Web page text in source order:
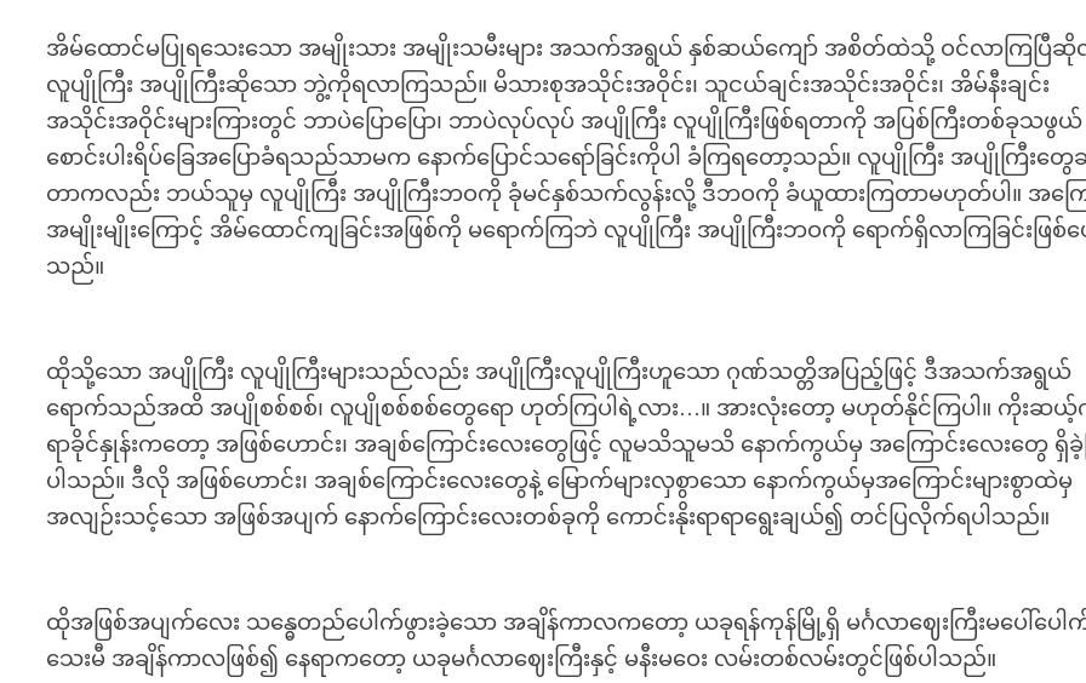
အိမ်ထောင်မပြုရသေးသော အမျိုးသား အမျိုးသမီးများ အသက်အရွယ် နှစ်ဆယ်ကျော် အစိတ်ထဲသို့ ဝင်လာကြပြီဆို
လူပျိုကြီး အပျိုကြီးဆိုသော ဘွဲ့ကိုရလာကြသည်။ မိသားစုအသိုင်းအဝိုင်း၊ သူငယ်ချင်းအသိုင်းအဝိုင်း၊ အိမ်နီးချင်း
အသိုင်းအဝိုင်းများကြားတွင် ဘာပဲပြောပြော၊ ဘာပဲလုပ်လုပ် အပျိုကြီး လူပျိုကြီးဖြစ်ရတာကို အပြစ်ကြီးတစ်ခုသဖွယ်
စောင်းပါးရိပ်ခြေအပြောခံရသည်သာမက နောက်ပြောင်သရော်ခြင်းကိုပါ ခံကြရတော့သည်။ လူပျိုကြီး အပျိုကြီးတွ
တာကလည်း ဘယ်သူမှ လူပျိုကြီး အပျိုကြီးဘဝကို ခုံမင်နှစ်သက်လွန်းလို့ ဒီဘဝကို ခံယူထားကြတာမဟုတ်ပါ။ အကြေ
အမျိုးမျိုးကြောင့် အိမ်ထောင်ကျခြင်းအဖြစ်ကို မရောက်ကြဘဲ လူပျိုကြီး အပျိုကြီးဘဝကို ရောက်ရှိလာကြခြင်းဖြစ်ပ
သည်။
ထိုသို့သော အပျိုကြီး လူပျိုကြီးများသည်လည်း အပျိုကြီးလူပျိုကြီးဟူသော ဂုဏ်သတ္တိအပြည့်ဖြင့် ဒီအသက်အရွယ်
ရောက်သည်အထိ အပျိုစစ်စစ်၊ လူပျိုစစ်စစ်တွေရော ဟုတ်ကြပါရဲ့လား…။ အားလုံးတော့ မဟုတ်နိုင်ကြပါ။ ကိုးဆယ့်
ရာခိုင်နှုန်းကတော့ အဖြစ်ဟောင်း၊ အချစ်ကြောင်းလေးတွေဖြင့် လူမသိသူမသိ နောက်ကွယ်မှ အကြောင်းလေးတွေ ရှိ
ပါသည်။ ဒီလို အဖြစ်ဟောင်း၊ အချစ်ကြောင်းလေးတွေနဲ့ မြောက်များလှစွာသော နောက်ကွယ်မှအကြောင်းများစွာထဲမှ
အလျဉ်းသင့်သော အဖြစ်အပျက် နောက်ကြောင်းလေးတစ်ခုကို ကောင်းနိုးရာရာရွေးချယ်၍ တင်ပြလိုက်ရပါသည်။
ထိုအဖြစ်အပျက်လေး သန္ဓေတည်ပေါက်ဖွားခဲ့သော အချိန်ကာလကတော့ ယခုရန်ကုန်မြို့ရှိ မင်္ဂလာဈေးကြီးမပေါ်ပေါ
သေးမီ အချိန်ကာလဖြစ်၍ နေရာကတော့ ယခုမင်္ဂလာဈေးကြီးနှင့် မနီးမဝေး လမ်းတစ်လမ်းတွင်ဖြစ်ပါသည်။